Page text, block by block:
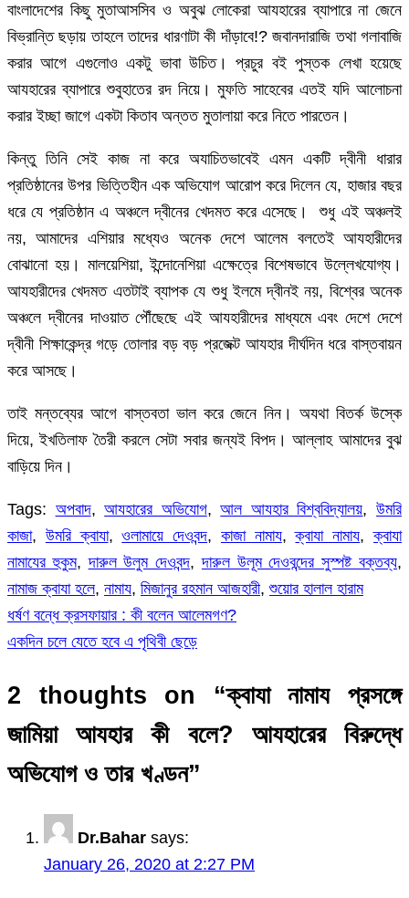
বাংলাদেশের কিছু মুতাআসসিব ও অবুঝ লোকেরা আযহারের ব্যাপারে না জেনে
বিভ্রান্তি ছড়ায় তাহলে তাদের ধারণাটা কী দাঁড়াবে!? জবানদারাজি তথা গলাবাজি
করার আগে এগুলোও একটু ভাবা উচিত। প্রচুর বই পুস্তক লেখা হয়েছে
আযহারের ব্যাপারে শুবুহাতের রদ নিয়ে। মুফতি সাহেবের এতই যদি আলোচনা
করার ইচ্ছা জাগে একটা কিতাব অন্তত মুতালায়া করে নিতে পারতেন।
কিন্তু তিনি সেই কাজ না করে অযাচিতভাবেই এমন একটি দ্বীনী ধারার
প্রতিষ্ঠানের উপর ভিত্তিহীন এক অভিযোগ আরোপ করে দিলেন যে, হাজার বছর
ধরে যে প্রতিষ্ঠান এ অঞ্চলে দ্বীনের খেদমত করে এসেছে। শুধু এই অঞ্চলই
নয়, আমাদের এশিয়ার মধ্যেও অনেক দেশে আলেম বলতেই আযহারীদের
বোঝানো হয়। মালয়েশিয়া, ইন্দোনেশিয়া এক্ষেত্রে বিশেষভাবে উল্লেখযোগ্য।
আযহারীদের খেদমত এতটাই ব্যাপক যে শুধু ইলমে দ্বীনই নয়, বিশ্বের অনেক
অঞ্চলে দ্বীনের দাওয়াত পৌঁছেছে এই আযহারীদের মাধ্যমে এবং দেশে দেশে
দ্বীনী শিক্ষাকেন্দ্র গড়ে তোলার বড় বড় প্রজেক্ট আযহার দীর্ঘদিন ধরে বাস্তবায়ন
করে আসছে।
তাই মন্তব্যের আগে বাস্তবতা ভাল করে জেনে নিন। অযথা বিতর্ক উস্কে
দিয়ে, ইখতিলাফ তৈরী করলে সেটা সবার জন্যই বিপদ। আল্লাহ আমাদের বুঝ
বাড়িয়ে দিন।
Tags: অপবাদ,আযহারের অভিযোগ,আল আযহার বিশ্ববিদ্যালয়,উমরি
কাজা, উমরি ক্বাযা,ওলামায়ে দেওবন্দ, কাজা নামায,ক্বাযা নামায,ক্বাযা
নামাযের হুকুম,দারুল উলুম দেওবন্দ,দারুল উলূম দেওবন্দের সুস্পষ্ট বক্তব্য,
নামাজ ক্বাযা হলে, নামায, মিজানুর রহমান আজহারী,শুয়োর হালাল হারাম
Post
ধর্ষণ বন্ধে ক্রসফায়ার : কী বলেন আলেমগণ?
একদিন চলে যেতে হবে এ পৃথিবী ছেড়ে
2 thoughts on “ক্বাযা নামায প্রসঙ্গে
জামিয়া আযহার কী বলে? আযহারের বিরুদ্ধে
অভিযোগ ও তার খণ্ডন”
Dr.Bahar says:
January 26, 2020 at 2:27 PM